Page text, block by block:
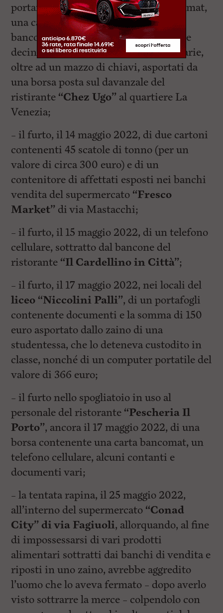
portafogli con dentro una carta bancomat,
una carta smart compass, una carta
bancoposta, una carta postapay, alcune
decine di euro, documenti e tessere varie,
oltre ad un mazzo di chiavi, asportati da
una borsa posta sul davanzale del
ristirante “Chez Ugo” al quartiere La
Venezia;
– il furto, il 14 maggio 2022, di due cartoni
contenenti 45 scatole di tonno (per un
valore di circa 300 euro) e di un
contenitore di affettati esposti nei banchi
vendita del supermercato “Fresco
Market” di via Mastacchi;
– il furto, il 15 maggio 2022, di un telefono
cellulare, sottratto dal bancone del
ristorante “Il Cardellino in Città”;
– il furto, il 17 maggio 2022, nei locali del
liceo “Niccolini Palli”, di un portafogli
contenente documenti e la somma di 150
euro asportato dallo zaino di una
studentessa, che lo deteneva custodito in
classe, nonché di un computer portatile del
valore di 366 euro;
– il furto nello spogliatoio in uso al
personale del ristorante “Pescheria Il
Porto”, ancora il 17 maggio 2022, di una
borsa contenente una carta bancomat, un
telefono cellulare, alcuni contanti e
documenti vari;
– la tentata rapina, il 25 maggio 2022,
all’interno del supermercato “Conad
City” di via Fagiuoli, allorquando, al fine
di impossessarsi di vari prodotti
alimentari sottratti dai banchi di vendita e
riposti in uno zaino, avrebbe aggredito
l’uomo che lo aveva fermato – dopo averlo
visto sottrarre la merce – colpendolo con